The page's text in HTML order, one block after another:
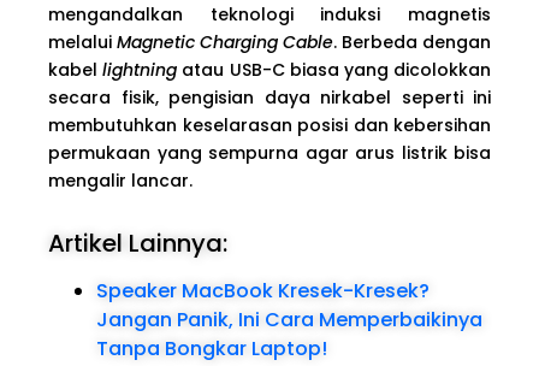
mengandalkan teknologi induksi magnetis
melalui Magnetic Charging Cable. Berbeda dengan
kabellightning atau USB-C biasa yang dicolokkan
secara fisik, pengisian daya nirkabel seperti ini
membutuhkan keselarasan posisi dan kebersihan
permukaan yang sempurna agar arus listrik bisa
mengalir lancar.
Artikel Lainnya:
Speaker MacBook Kresek-Kresek?
Jangan Panik, Ini Cara Memperbaikinya
Tanpa Bongkar Laptop!